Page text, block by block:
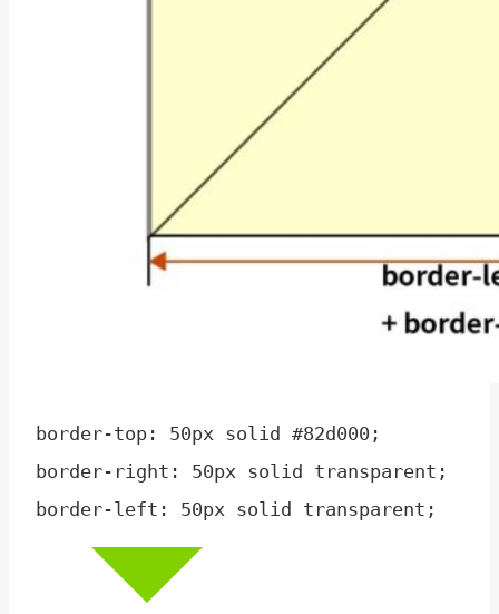
border-top: 50px solid #82d000;
border-right: 50px solid transparent;
border-left: 50px solid transparent;